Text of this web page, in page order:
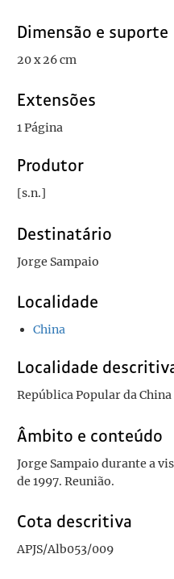
Dimensão e suporte
20 x 26 cm
Extensões
1 Página
Produtor
[s.n.]
Destinatário
Jorge Sampaio
Localidade
China
Localidade
República Popular da China
Âmbito e conteúdo
Jorge Sampaio durante a
de 1997. Reunião.
Cota descritiva
APJS/Alb053/009